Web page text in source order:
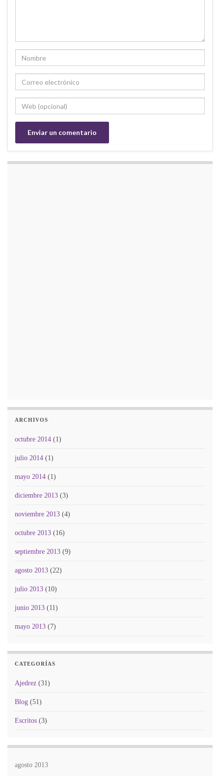
ARCHIVOS
octubre 2014 (1)
julio 2014 (1)
mayo 2014 (1)
diciembre 2013 (3)
noviembre 2013 (4)
octubre 2013 (16)
septiembre 2013 (9)
agosto 2013 (22)
julio 2013 (10)
junio 2013 (11)
mayo 2013 (7)
CATEGORÍAS
Ajedrez (31)
Blog (51)
Escritos (3)
agosto 2013